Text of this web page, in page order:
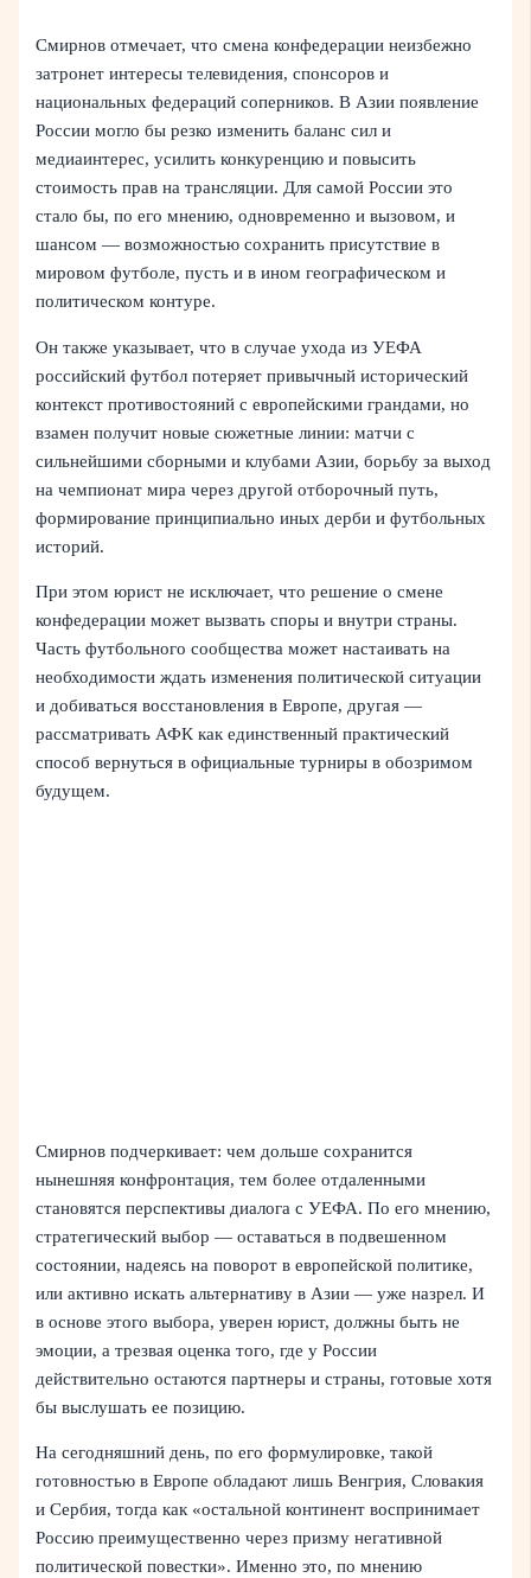
Смирнов отмечает, что смена конфедерации неизбежно
затронет интересы телевидения, спонсоров и
национальных федераций соперников. В Азии появление
России могло бы резко изменить баланс сил и
медиаинтерес, усилить конкуренцию и повысить
стоимость прав на трансляции. Для самой России это
стало бы, по его мнению, одновременно и вызовом, и
шансом — возможностью сохранить присутствие в
мировом футболе, пусть и в ином географическом и
политическом контуре.
Он также указывает, что в случае ухода из УЕФА
российский футбол потеряет привычный исторический
контекст противостояний с европейскими грандами, но
взамен получит новые сюжетные линии: матчи с
сильнейшими сборными и клубами Азии, борьбу за выход
на чемпионат мира через другой отборочный путь,
формирование принципиально иных дерби и футбольных
историй.
При этом юрист не исключает, что решение о смене
конфедерации может вызвать споры и внутри страны.
Часть футбольного сообщества может настаивать на
необходимости ждать изменения политической ситуации
и добиваться восстановления в Европе, другая —
рассматривать АФК как единственный практический
способ вернуться в официальные турниры в обозримом
будущем.
Смирнов подчеркивает: чем дольше сохранится
нынешняя конфронтация, тем более отдаленными
становятся перспективы диалога с УЕФА. По его мнению,
стратегический выбор — оставаться в подвешенном
состоянии, надеясь на поворот в европейской политике,
или активно искать альтернативу в Азии — уже назрел. И
в основе этого выбора, уверен юрист, должны быть не
эмоции, а трезвая оценка того, где у России
действительно остаются партнеры и страны, готовые хотя
бы выслушать ее позицию.
На сегодняшний день, по его формулировке, такой
готовностью в Европе обладают лишь Венгрия, Словакия
и Сербия, тогда как «остальной континент воспринимает
Россию преимущественно через призму негативной
политической повестки». Именно это, по мнению